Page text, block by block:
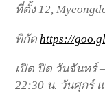
ที่ตั้ง 12,
พิกัดhttps://
เปิด ปิด วันจันทร์
22:30 น. วันศุกร์